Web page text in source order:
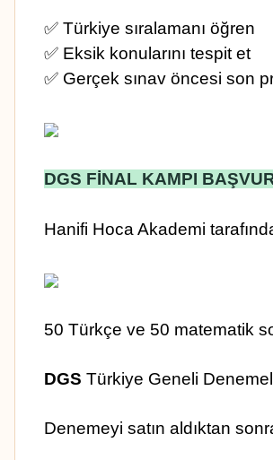
✅ Türkiye sıralamanı öğren
✅ Eksik konularını tespit et
✅ Gerçek sınav öncesi son
DGS FİNAL KAMPI
Hanifi Hoca Akademi
50 Türkçe ve 50 matematik
DGS Türkiye Geneli
Denemeyi satın aldıktan